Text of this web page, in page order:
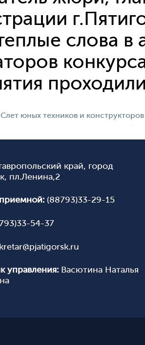
слова в
юных техников и конструкторов
край, город
пл.Ленина,2
(88793)33-29-15
54-37
управления: Васютина Наталья